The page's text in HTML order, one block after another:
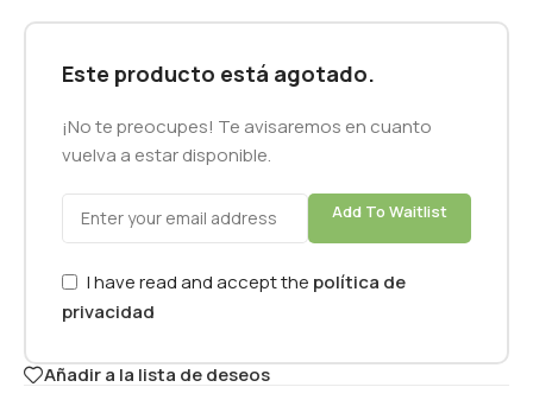
Este producto está agotado.
¡No te preocupes! Te avisaremos en cuanto
vuelva a estar disponible.
Add To Waitlist
I have read and accept the política de
privacidad
Añadir a la lista de deseos